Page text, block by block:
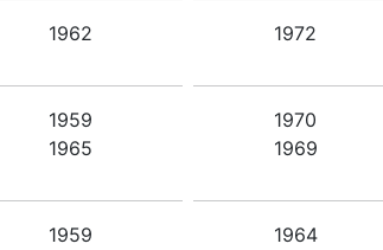
1962 1972
1959
1965
1970
1969
1959 1964